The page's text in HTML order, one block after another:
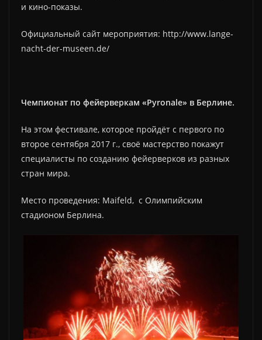
и кино-показы.
Официальный сайт мероприятия: http://www.lange-
nacht-der-museen.de/
Чемпионат по фейерверкам «Pyronale» в Берлине.
На этом фестивале, которое пройдёт с первого по
второе сентября 2017 г., своё мастерство покажут
специалисты по созданию фейерверков из разных
стран мира.
Место проведения: Maifeld, с Олимпийским
стадионом Берлина.